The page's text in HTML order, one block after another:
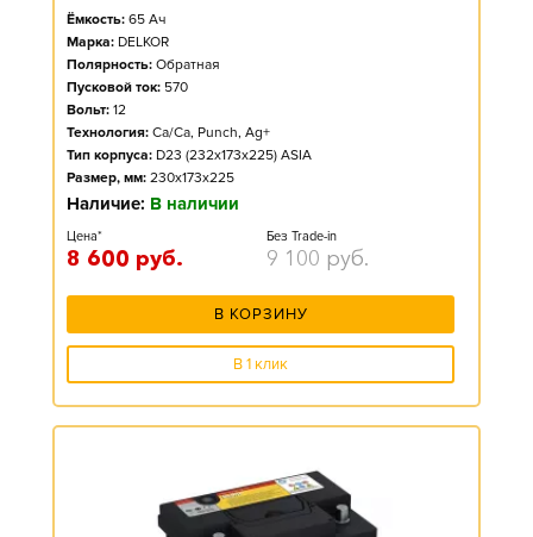
Ёмкость: 65 Ач
Марка: DELKOR
Полярность: Обратная
Пусковой ток: 570
Вольт: 12
Технология: Ca/Ca, Punch, Ag+
Тип корпуса: D23 (232x173x225) ASIA
Размер, мм: 230x173x225
Наличие: В наличии
Цена*
8 600 руб.
Без Trade-in
9 100 руб.
В КОРЗИНУ
В 1 клик